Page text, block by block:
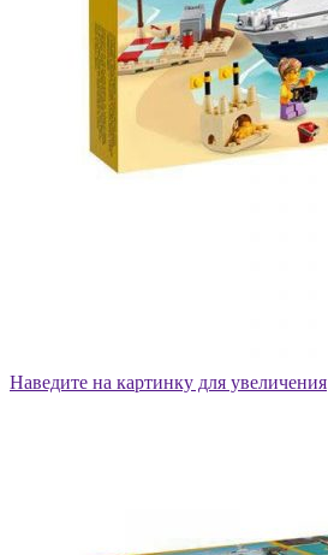
Наведите на картинку для увеличения